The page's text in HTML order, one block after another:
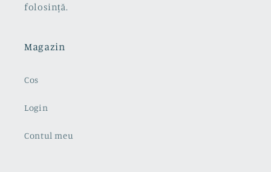
folosință.
Magazin
Cos
Login
Contul meu